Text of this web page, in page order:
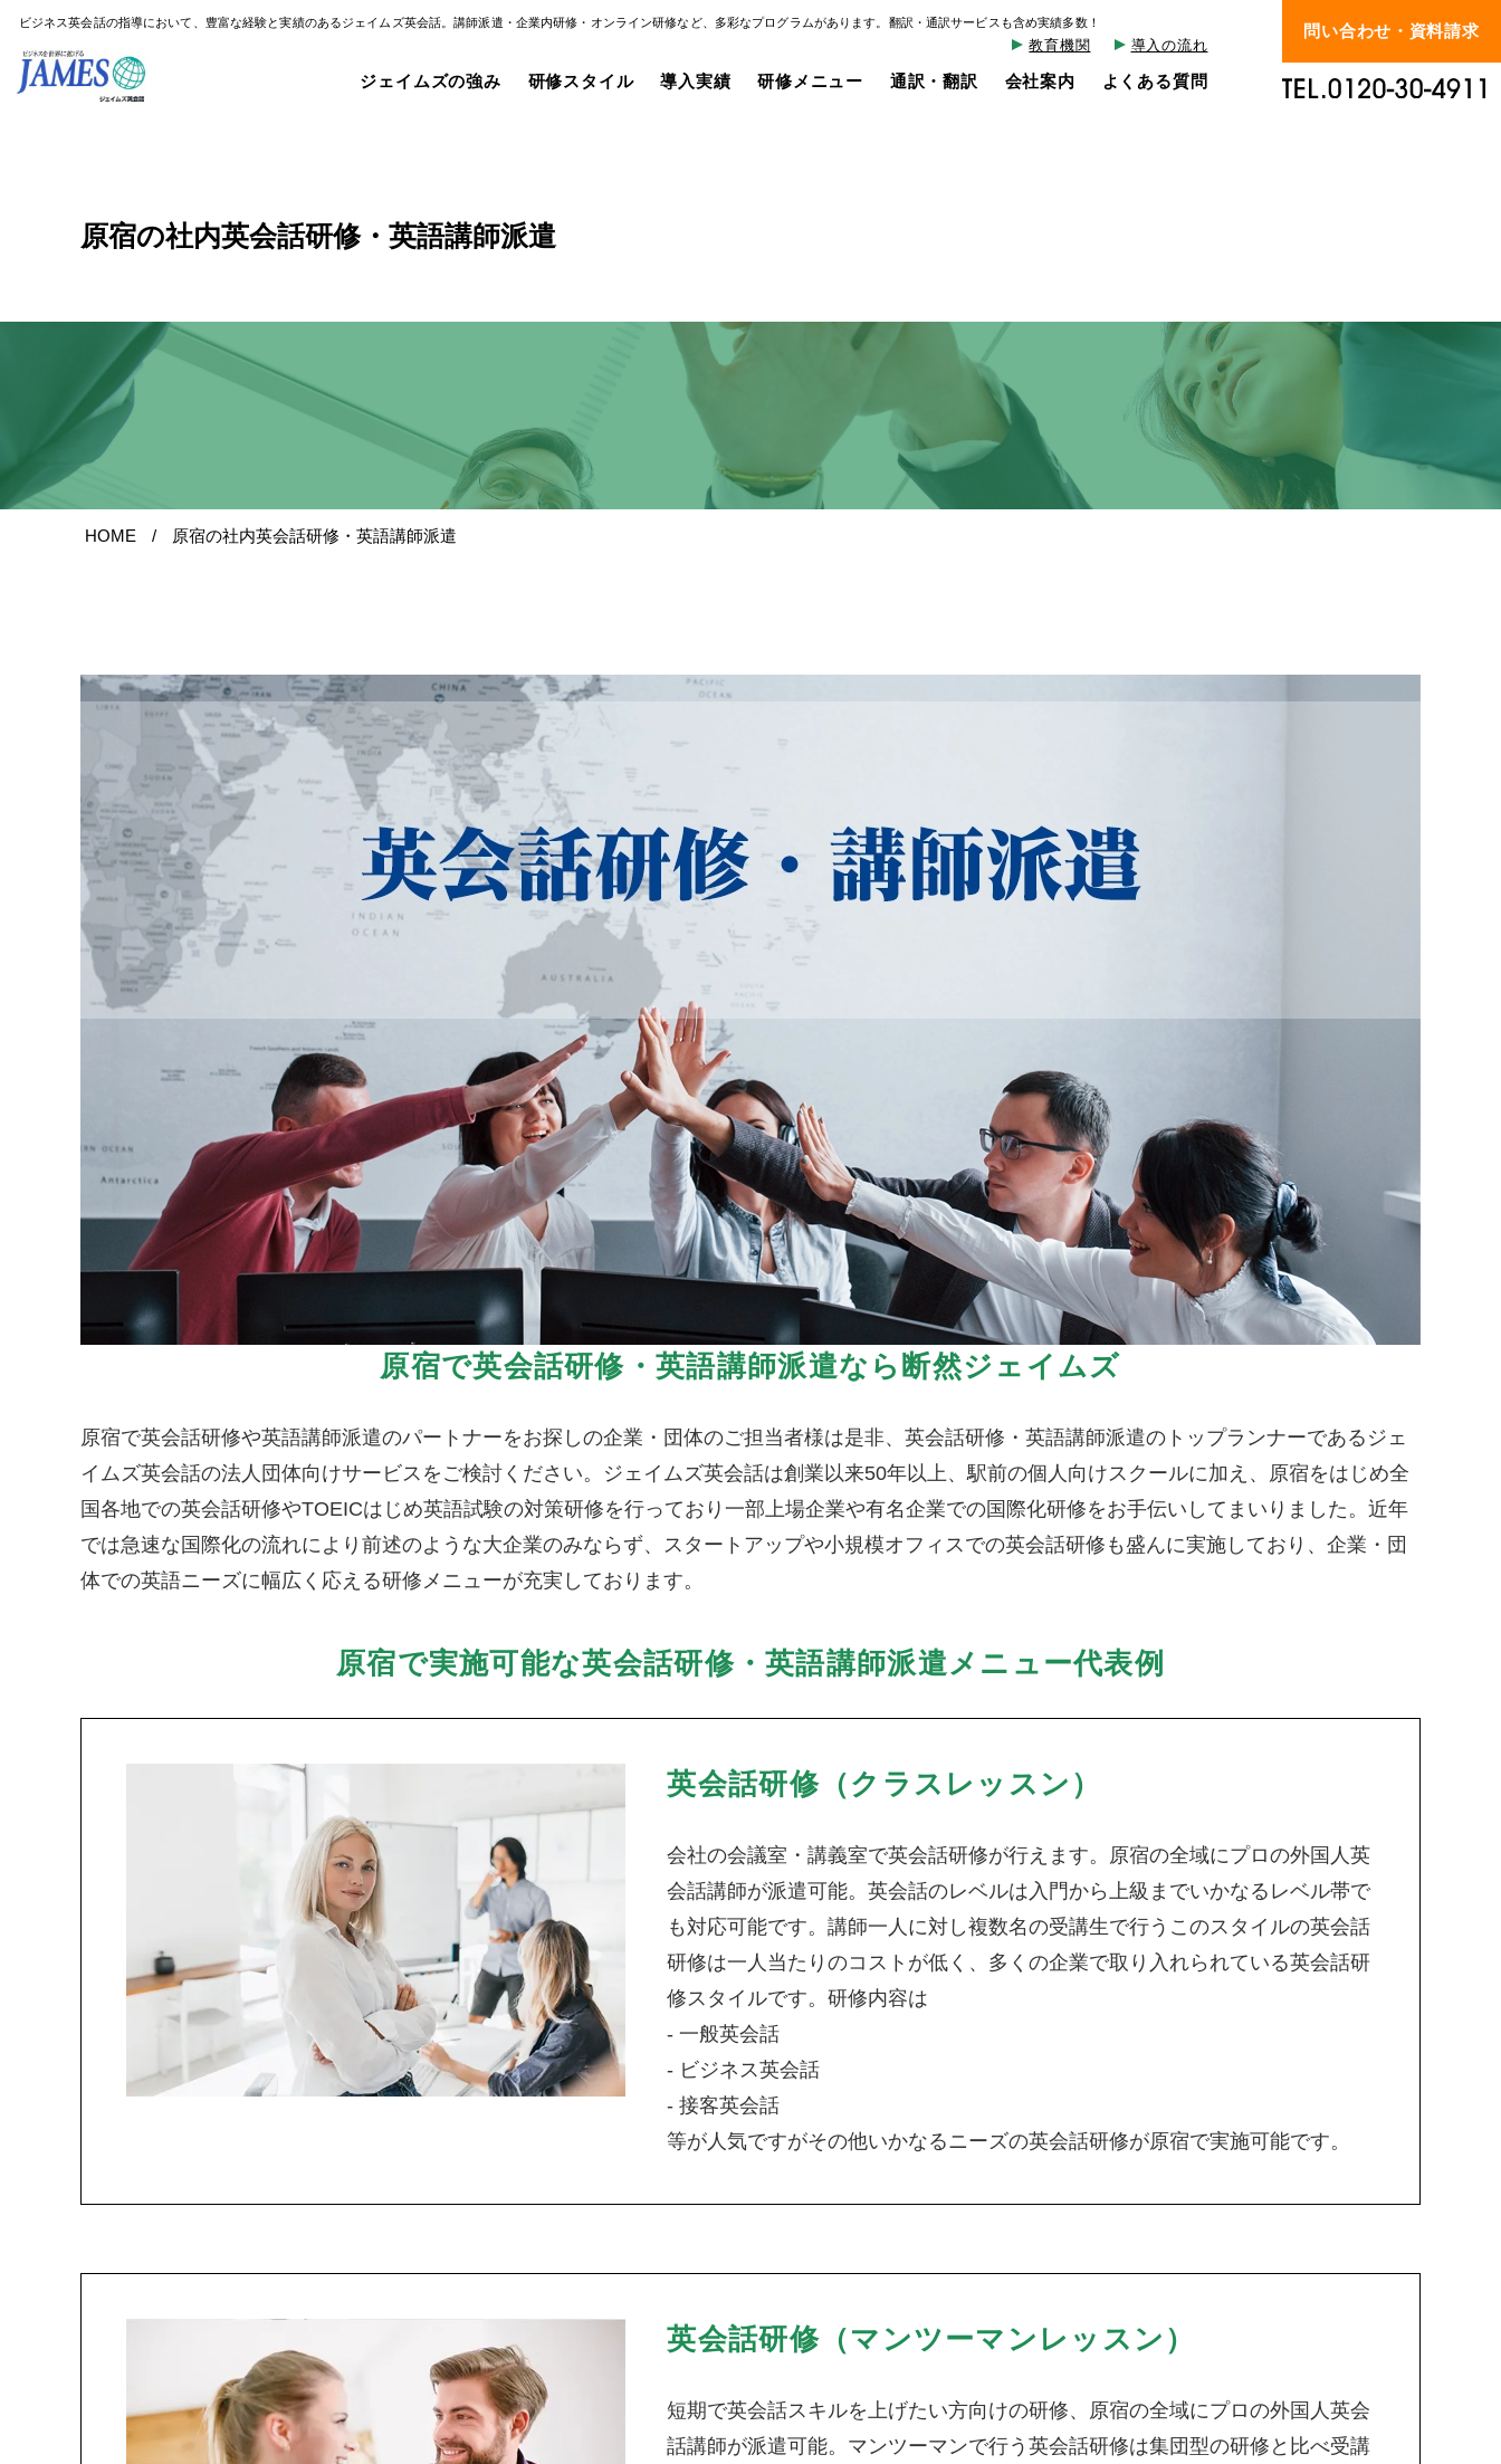
ビジネス英会話の指導において、豊富な経験と実績のあるジェイムズ英会話。講師派遣・企業内研修・オンライン研修など、多彩なプログラムがあります。翻訳・通訳サービスも含め実績多数！
ジェイムズの強み 研修スタイル 導入実績 研修メニュー 通訳・翻訳 会社案内 よくある質問
教育機関 導入の流れ
問い合わせ・資料請求
原宿の社内英会話研修・英語講師派遣
HOME 原宿の社内英会話研修・英語講師派遣
原宿で英会話研修・英語講師派遣なら断然ジェイムズ
原宿で英会話研修や英語講師派遣のパートナーをお探しの企業・団体のご担当者様は是非、英会話研修・英語講師派遣のトップランナーであるジェ
イムズ英会話の法人団体向けサービスをご検討ください。ジェイムズ英会話は創業以来50年以上、駅前の個人向けスクールに加え、原宿をはじめ全
国各地での英会話研修やTOEICはじめ英語試験の対策研修を行っており一部上場企業や有名企業での国際化研修をお手伝いしてまいりました。近年
では急速な国際化の流れにより前述のような大企業のみならず、スタートアップや小規模オフィスでの英会話研修も盛んに実施しており、企業・団
体での英語ニーズに幅広く応える研修メニューが充実しております。
原宿で実施可能な英会話研修・英語講師派遣メニュー代表例
英会話研修（クラスレッスン）
会社の会議室・講義室で英会話研修が行えます。原宿の全域にプロの外国人英
会話講師が派遣可能。英会話のレベルは入門から上級までいかなるレベル帯で
も対応可能です。講師一人に対し複数名の受講生で行うこのスタイルの英会話
研修は一人当たりのコストが低く、多くの企業で取り入れられている英会話研
修スタイルです。研修内容は
- 一般英会話
- ビジネス英会話
- 接客英会話
等が人気ですがその他いかなるニーズの英会話研修が原宿で実施可能です。
英会話研修（マンツーマンレッスン）
短期で英会話スキルを上げたい方向けの研修、原宿の全域にプロの外国人英会
話講師が派遣可能。マンツーマンで行う英会話研修は集団型の研修と比べ受講